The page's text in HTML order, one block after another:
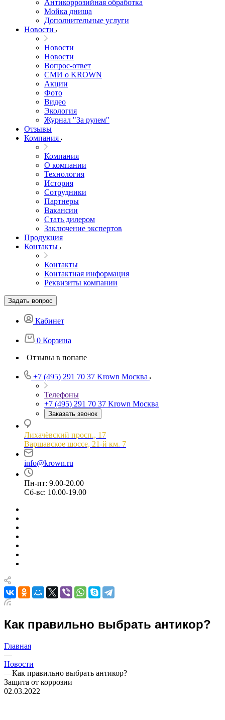
Антикоррозийная обработка
Мойка днища
Дополнительные услуги
Новости
Новости
Новости
Вопрос-ответ
СМИ о KROWN
Акции
Фото
Видео
Экология
Журнал "За рулем"
Отзывы
Компания
Компания
О компании
Технология
История
Сотрудники
Партнеры
Вакансии
Стать дилером
Заключение экспертов
Продукция
Контакты
Контакты
Контактная информация
Реквизиты компании
Задать вопрос
Кабинет
0 Корзина
Отзывы в попапе
+7 (495) 291 70 37 Krown Москва
Телефоны
+7 (495) 291 70 37 Krown Москва
Заказать звонок
Лихачёвский просп., 17
Варшавское шоссе, 21-й км. 7
info@krown.ru
Пн-пт: 9.00-20.00
Сб-вс: 10.00-19.00
Как правильно выбрать антикор?
Главная
—
Новости
—Как правильно выбрать антикор?
Защита от коррозии
02.03.2022